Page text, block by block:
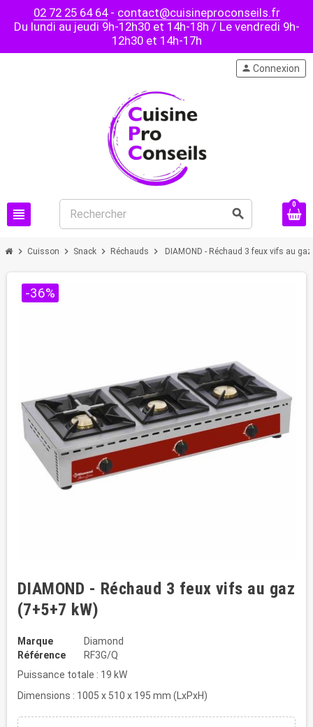
02 72 25 64 64- contact@cuisineproconseils.fr
Du lundi au jeudi 9h-12h30 et 14h-18h / Le vendredi 9h-
12h30 et 14h-17h
view_headline search
person Connexion
0
chevron_right Cuisson chevron_right Snack chevron_right Réchauds chevron_right DIAMOND - Réchaud 3 feux vifs au
-36%
DIAMOND - Réchaud 3 feux vifs au gaz
(7+5+7 kW)
Marque
Diamond
Référence
RF3G/Q
Puissance totale : 19 kW
Dimensions : 1005 x 510 x 195 mm (LxPxH)